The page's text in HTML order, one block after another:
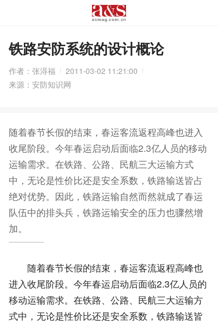
铁路安防系统的设计概论
作者：张淂福
2011-03-02 11:21:00
来源：安防知识网
随着春节长假的结束，春运客流返程高峰也进入
收尾阶段。今年春运启动后面临2.3亿人员的移动
运输需求。在铁路、公路、民航三大运输方式
中，无论是性价比还是安全系数，铁路输送皆占
绝对优势。因此，铁路运输自然而然就成了春运
队伍中的排头兵，铁路运输安全的压力也骤然增
加。
随着春节长假的结束，春运客流返程高峰也
进入收尾阶段。今年春运启动后面临2.3亿人员的
移动运输需求。在铁路、公路、民航三大运输方
式中，无论是性价比还是安全系数，铁路输送皆